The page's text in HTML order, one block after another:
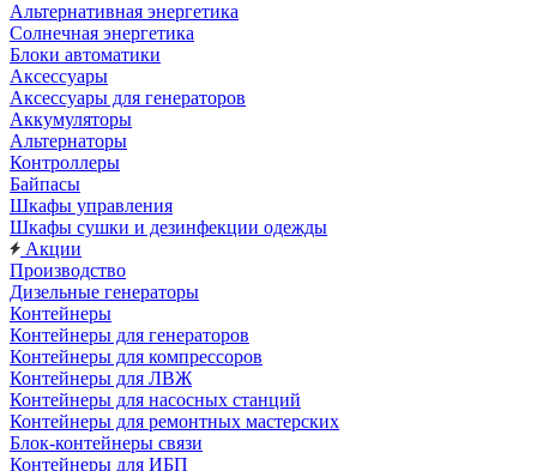
Альтернативная энергетика
Солнечная энергетика
Блоки автоматики
Аксессуары
Аксессуары для генераторов
Аккумуляторы
Альтернаторы
Контроллеры
Байпасы
Шкафы управления
Шкафы сушки и дезинфекции одежды
Акции
Производство
Дизельные генераторы
Контейнеры
Контейнеры для генераторов
Контейнеры для компрессоров
Контейнеры для ЛВЖ
Контейнеры для насосных станций
Контейнеры для ремонтных мастерских
Блок-контейнеры связи
Контейнеры для ИБП